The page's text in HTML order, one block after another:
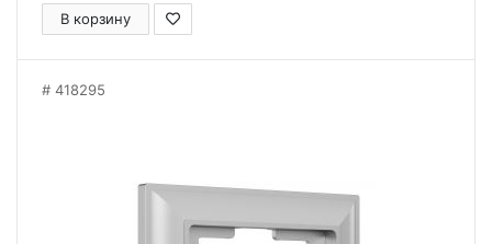
В корзину
418295